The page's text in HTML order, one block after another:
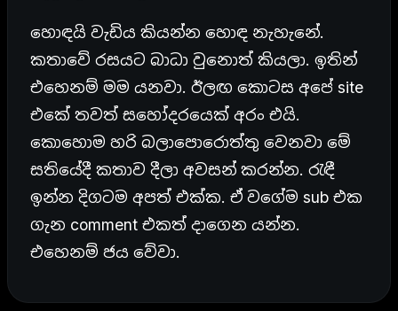
හොඳයි වැඩිය කියන්න හොඳ නැහැනේ.
කතාවේ රසයට බාධා වුනොත් කියලා. ඉතින්
එහෙනම් මම යනවා. ඊලඟ කොටස අපේ site
එකේ තවත් සහෝදරයෙක් අරං එයි.
කොහොම හරි බලාපොරොත්තු වෙනවා මේ
සතියේදී කතාව දීලා අවසන් කරන්න. රැඳී
ඉන්න දිගටම අපත් එක්ක. ඒ වගේම sub එක
ගැන comment එකත් දාගෙන යන්න.
එහෙනම් ජය වේවා.